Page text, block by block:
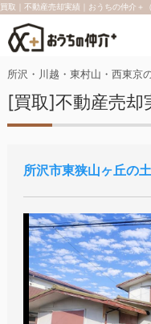
買取｜不動産売却実績｜おうちの仲介＋
所沢・川越・東村山・西東京
[買取]不動産売却
所沢市東狭山ヶ丘の